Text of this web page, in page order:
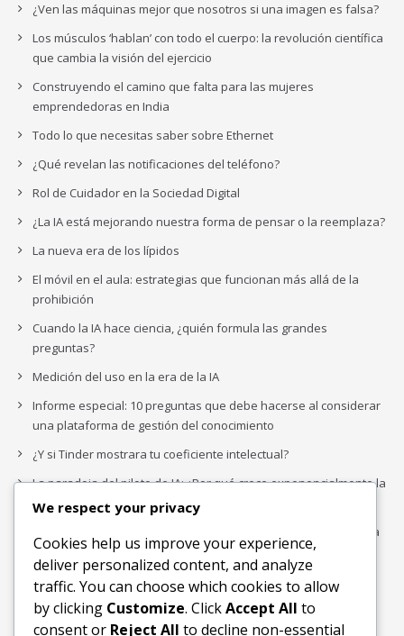
¿Ven las máquinas mejor que nosotros si una imagen es falsa?
Los músculos ‘hablan’ con todo el cuerpo: la revolución científica
que cambia la visión del ejercicio
Construyendo el camino que falta para las mujeres
emprendedoras en India
Todo lo que necesitas saber sobre Ethernet
¿Qué revelan las notificaciones del teléfono?
Rol de Cuidador en la Sociedad Digital
¿La IA está mejorando nuestra forma de pensar o la reemplaza?
La nueva era de los lípidos
El móvil en el aula: estrategias que funcionan más allá de la
prohibición
Cuando la IA hace ciencia, ¿quién formula las grandes
preguntas?
Medición del uso en la era de la IA
Informe especial: 10 preguntas que debe hacerse al considerar
una plataforma de gestión del conocimiento
¿Y si Tinder mostrara tu coeficiente intelectual?
La paradoja del piloto de IA: ¿Por qué crece exponencialmente la
complejidad de la IA empresarial?
Los organigramas de marketing se crearon para los canales. La
IA acaba de dejarlos obsoletos.
Buscar
Buscar
We respect your privacy
Cookies help us improve your experience,
deliver personalized content, and analyze
traffic. You can choose which cookies to allow
by clicking Customize. ClickAccept All to
consent or Reject All to decline non-essential